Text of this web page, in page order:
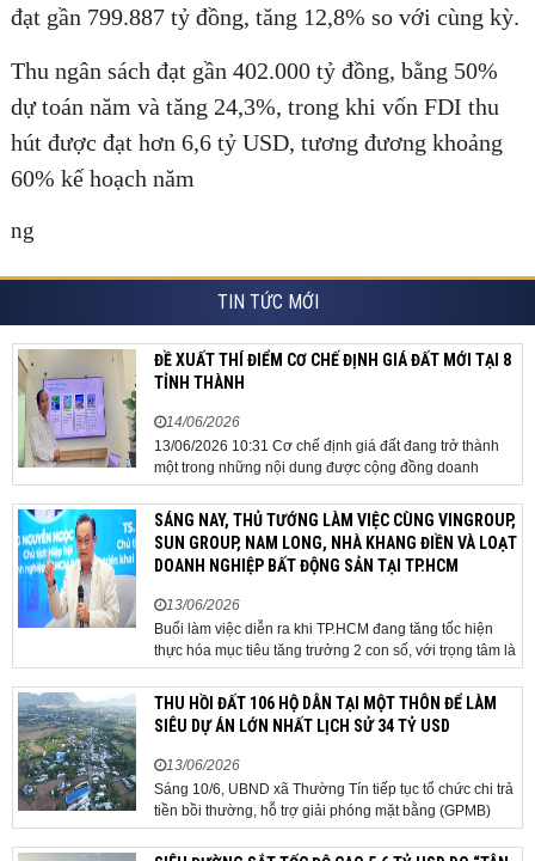
đạt gần 799.887 tỷ đồng, tăng 12,8% so với cùng kỳ.
Thu ngân sách đạt gần 402.000 tỷ đồng, bằng 50%
dự toán năm và tăng 24,3%, trong khi vốn FDI thu
hút được đạt hơn 6,6 tỷ USD, tương đương khoảng
60% kế hoạch năm
ng
TIN TỨC MỚI
ĐỀ XUẤT THÍ ĐIỂM CƠ CHẾ ĐỊNH GIÁ ĐẤT MỚI TẠI 8
TỈNH THÀNH
14/06/2026
13/06/2026 10:31 Cơ chế định giá đất đang trở thành
một trong những nội dung được cộng đồng doanh
nghiệp, các chuyên gia và cơ quan quản lý đặc biệt
quan tâm khi tác động trực tiếp đến quá trình triển khai
dự án, thu hút đầu tư và sự phát triển ổn định của...
SÁNG NAY, THỦ TƯỚNG LÀM VIỆC CÙNG VINGROUP,
SUN GROUP, NAM LONG, NHÀ KHANG ĐIỀN VÀ LOẠT
DOANH NGHIỆP BẤT ĐỘNG SẢN TẠI TP.HCM
13/06/2026
Buổi làm việc diễn ra khi TP.HCM đang tăng tốc hiện
thực hóa mục tiêu tăng trưởng 2 con số, với trọng tâm là
giải ngân đầu tư công, hoàn thiện mô hình chính quyền
địa phương 2 cấp, phát triển nhà ở xã hội và xử lý các
vướng mắc về cơ chế, chính...
THU HỒI ĐẤT 106 HỘ DÂN TẠI MỘT THÔN ĐỂ LÀM
SIÊU DỰ ÁN LỚN NHẤT LỊCH SỬ 34 TỶ USD
13/06/2026
Sáng 10/6, UBND xã Thường Tín tiếp tục tổ chức chi trả
tiền bồi thường, hỗ trợ giải phóng mặt bằng (GPMB)
cho 106 hộ gia đình, cá nhân thuộc diện thu hồi đất để
thực hiện dự án Khu đô thị thể thao Quốc tế Hà Nội trên